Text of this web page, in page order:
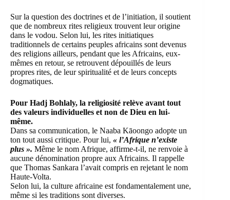
Sur la question des doctrines et de l’initiation, il soutient
que de nombreux rites religieux trouvent leur origine
dans le vodou. Selon lui, les rites initiatiques
traditionnels de certains peuples africains sont devenus
des religions ailleurs, pendant que les Africains, eux-
mêmes en retour, se retrouvent dépouillés de leurs
propres rites, de leur spiritualité et de leurs concepts
dogmatiques.
Pour Hadj Bohlaly, la religiosité relève avant tout
des valeurs individuelles et non de Dieu en lui-
même.
Dans sa communication, le Naaba Kāoongo adopte un
ton tout aussi critique. Pour lui, « l’Afrique n’existe
plus ». Même le nom Afrique, affirme-t-il, ne renvoie à
aucune dénomination propre aux Africains. Il rappelle
que Thomas Sankara l’avait compris en rejetant le nom
Haute-Volta.
Selon lui, la culture africaine est fondamentalement une,
même si les traditions sont diverses.